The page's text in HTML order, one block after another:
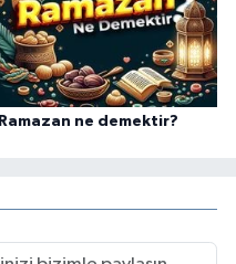
Ramazan ne demektir?